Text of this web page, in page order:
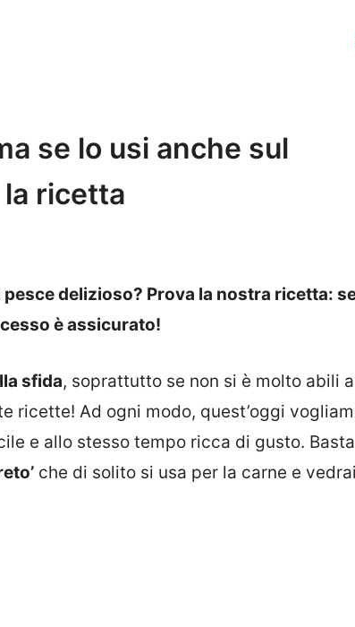
se lo usi anche sul
ricetta
delizioso? Prova la nostra ricetta:
è assicurato!
sfida, soprattutto se non si è molto abili
ricette! Ad ogni modo, quest’oggi
e allo stesso tempo ricca di gusto. Basta
che di solito si usa per la carne e vedrai